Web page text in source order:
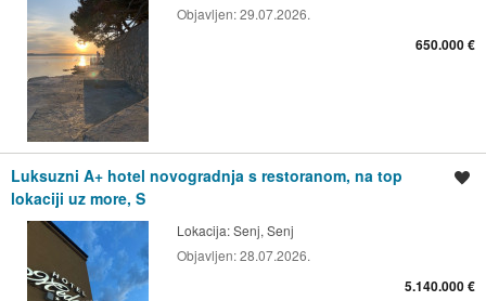
Objavljen:29.07.2026.
650.000 €
Luksuzni A+ hotel novogradnja s restoranom, na top
lokaciji uz more, S
Lokacija:Senj, Senj
Objavljen:28.07.2026.
5.140.000 €